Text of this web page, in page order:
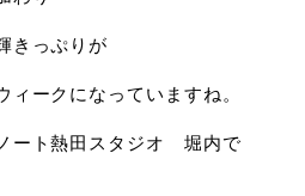
きっぷりが
ークになっていますね。
ート熱田スタジオ 堀内で